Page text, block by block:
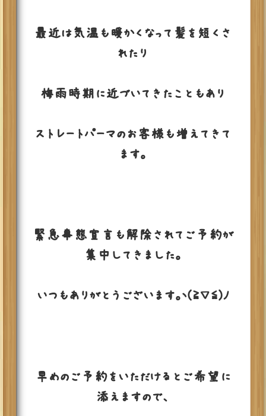
最近は気温も暖かくなって髪を短くさ
れたり
梅雨時期に近づいてきたこともあり
ストレートパーマのお客様も増えてきて
ます。
緊急事態宣言も解除されてご予約が
集中してきました。
いつもありがとうございます。ヽ(≧▽≦)ﾉ
早めのご予約をいただけるとご希望に
添えますので、